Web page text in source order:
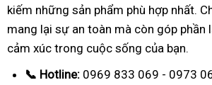
kiếm những sản phẩm phù hợp nhất.
mang lại sự an toàn mà còn góp phần
cảm xúc trong cuộc sống của bạn.
📞 Hotline: 0969 833 069 - 0973